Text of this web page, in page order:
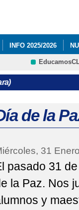
INFO 2025/2026
NUESTRAS FOTOS.
PLAN DE
RESULTADO DE LAS
de la
31
pasado 31
la Paz. Nos
y